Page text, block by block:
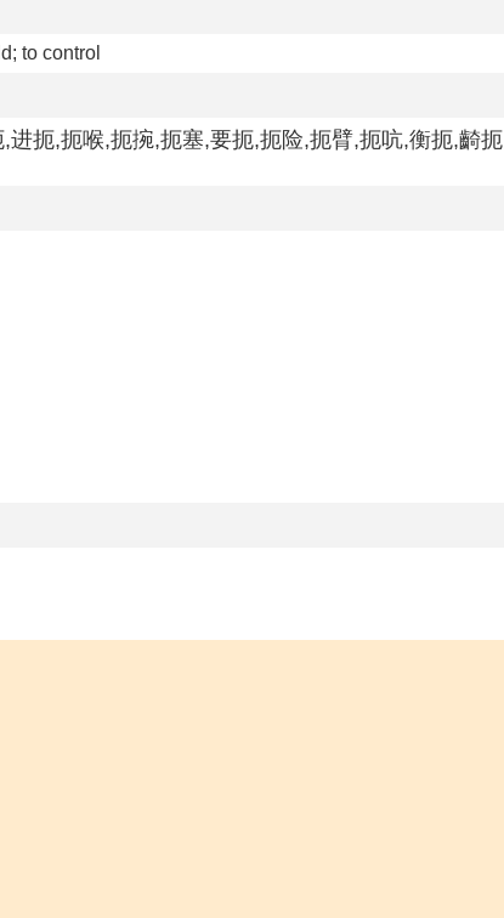
to control
扼,扼喉,扼捥,扼塞,要扼,扼险,扼臂,扼吭,衡扼,齮扼